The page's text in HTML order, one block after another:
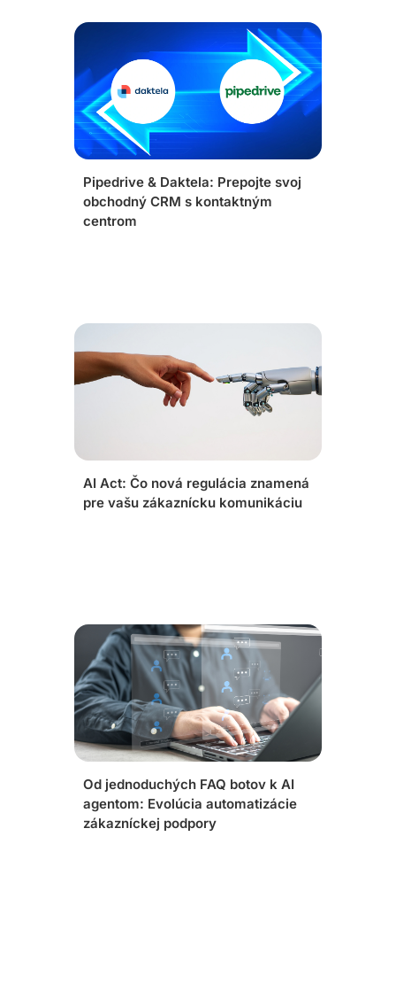
Pipedrive & Daktela: Prepojte svoj
obchodný CRM s kontaktným
centrom
AI Act: Čo nová regulácia znamená
pre vašu zákaznícku komunikáciu
Od jednoduchých FAQ botov k AI
agentom: Evolúcia automatizácie
zákazníckej podpory